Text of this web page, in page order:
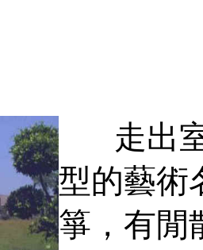
走出
型的藝術
箏，有閒